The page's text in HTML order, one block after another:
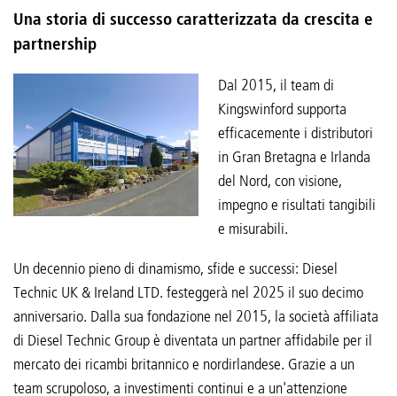
Una storia di successo caratterizzata da crescita e
partnership
Dal 2015, il team di
Kingswinford supporta
efficacemente i distributori
in Gran Bretagna e Irlanda
del Nord, con visione,
impegno e risultati tangibili
e misurabili.
Un decennio pieno di dinamismo, sfide e successi: Diesel
Technic UK & Ireland LTD. festeggerà nel 2025 il suo decimo
anniversario. Dalla sua fondazione nel 2015, la società affiliata
di Diesel Technic Group è diventata un partner affidabile per il
mercato dei ricambi britannico e nordirlandese. Grazie a un
team scrupoloso, a investimenti continui e a un'attenzione